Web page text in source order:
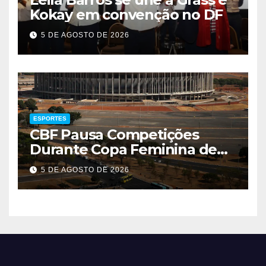
Kokay em convenção no DF
5 DE AGOSTO DE 2026
ESPORTES
CBF Pausa Competições
Durante Copa Feminina de
2027
5 DE AGOSTO DE 2026